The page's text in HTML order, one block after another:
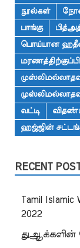
நூல்கள்
பாங்கு
பொய்யான
வட்டி
ஹஜ்ஜின்
RECENT
Tamil Islamic
2022
துஆக்களின்